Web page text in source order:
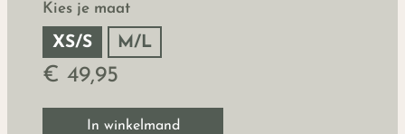
Kies je maat
XS/S M/L
€ 49,95
In winkelmand